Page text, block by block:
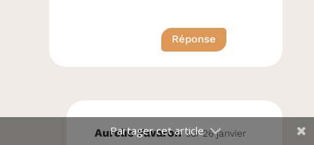
Réponse
Aurelie Favaron sur 26 janvier